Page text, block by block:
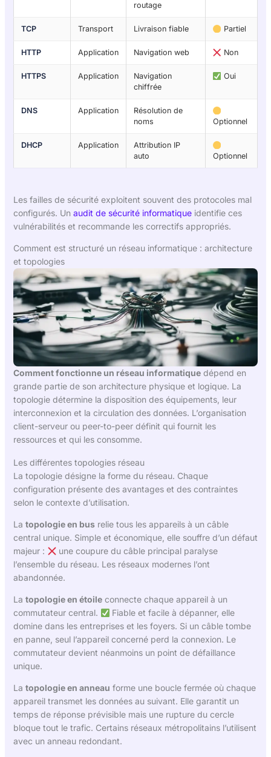
routage
TCP Transport Livraison fiable Partiel
HTTP Application Navigation web Non
HTTPS Application
Navigation
chiffrée
Oui
DNS Application
Résolution de
noms
Optionnel
DHCP Application
Attribution IP
auto
Optionnel
Les failles de sécurité exploitent souvent des protocoles mal
configurés. Un audit de sécurité informatiqueidentifie ces
vulnérabilités et recommande les correctifs appropriés.
Comment est structuré un réseau informatique : architecture
et topologies
Comment fonctionne un réseau informatiquedépend en
grande partie de son architecture physique et logique. La
topologie détermine la disposition des équipements, leur
interconnexion et la circulation des données. L’organisation
client-serveur ou peer-to-peer définit qui fournit les
ressources et qui les consomme.
Les différentes topologies réseau
La topologie désigne la forme du réseau. Chaque
configuration présente des avantages et des contraintes
selon le contexte d’utilisation.
La topologie en busrelie tous les appareils à un câble
central unique. Simple et économique, elle souffre d’un défaut
majeur :
une coupure du câble principal paralyse
l’ensemble du réseau. Les réseaux modernes l’ont
abandonnée.
La topologie en étoileconnecte chaque appareil à un
commutateur central.
Fiable et facile à dépanner, elle
domine dans les entreprises et les foyers. Si un câble tombe
en panne, seul l’appareil concerné perd la connexion. Le
commutateur devient néanmoins un point de défaillance
unique.
La topologie en anneau forme une boucle fermée où chaque
appareil transmet les données au suivant. Elle garantit un
temps de réponse prévisible mais une rupture du cercle
bloque tout le trafic. Certains réseaux métropolitains l’utilisent
avec un anneau redondant.